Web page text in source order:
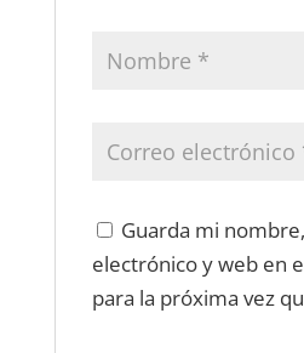
Guarda mi
electrónico y web en
para la próxima vez